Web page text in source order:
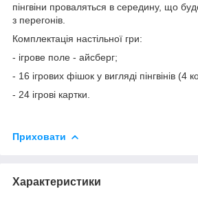
пінгвіни проваляться в середину, що
з перегонів.
Комплектація настільної гри:
- ігрове поле - айсберг;
- 16 ігрових фішок у вигляді пінгвінів (4
- 24 ігрові картки.
Приховати
Характеристики